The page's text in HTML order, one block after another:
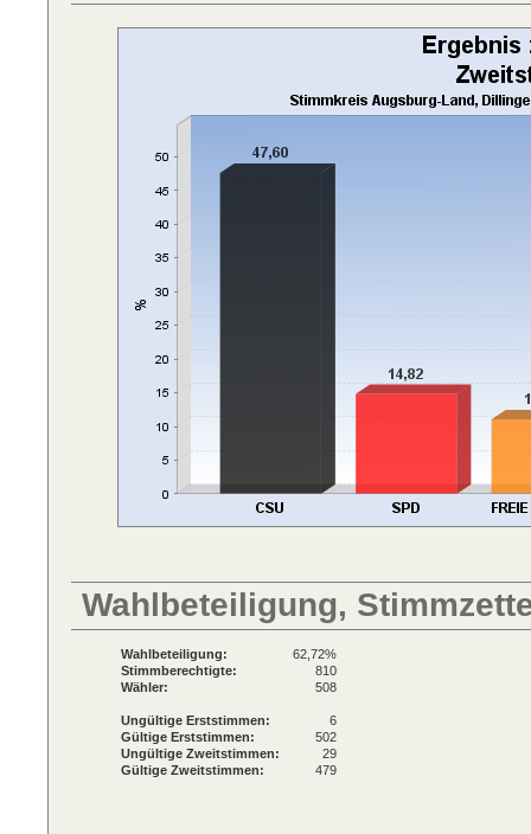
Wahlbeteiligung,
Wahlbeteiligung:
62,72%
Stimmberechtigte:
810
Wähler:
508
Ungültige Erststimmen:
6
Gültige Erststimmen:
502
Ungültige Zweitstimmen:
29
Gültige Zweitstimmen:
479